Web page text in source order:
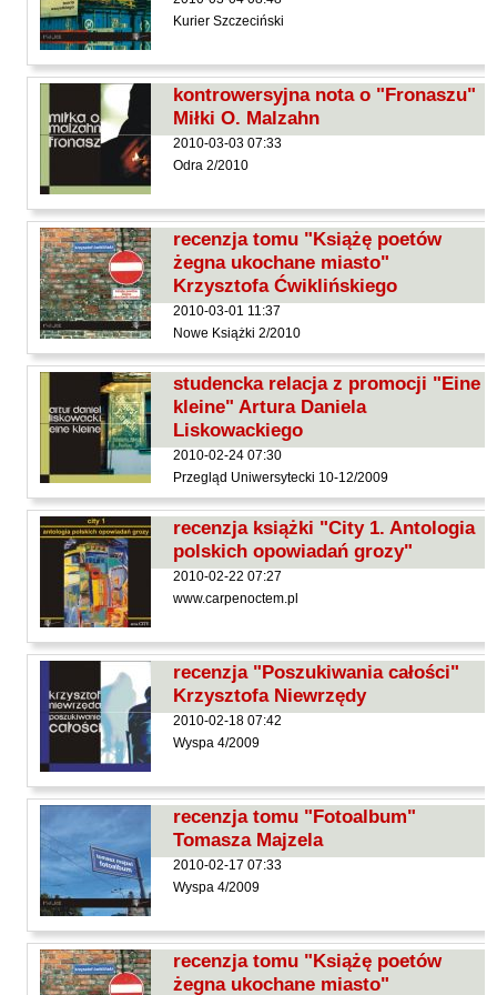
Hoffmann Krzysztof
Holden Gojtowski Jarek
Hrynacz Tomasz
Jakób Lech M.
Jakubowski Jarosław
Jakubowski Paweł
Jasina Zbigniew
Jentys-Borelowska Maria
Jocher Waldemar
Jonaszko Jolanta
Juzyszyn Wojciech
Kain Dawid
Kalenin Magdalena
Kamiński Gabriel Leonard
Kaniecka-Mazurek Anna
Kántor Péter
Keineg Paol
Kemény István
Kępiński Piotr
Kępisty Iwona
Kierc Bogusław
Klera Wiktoria
Klęczar Wojciech
Kopacki Andrzej
Kosiorowski Zbigniew
Kryszak Janusz
Księżyk Jarosław
Kuźnicki Sławomir
Kyrcz Jr Kazimierz
Latawiec Bogusława
Kurier Szczeciński
kontrowersyjna nota o "Fronaszu"
Miłki O. Malzahn
2010-03-03 07:33
Odra 2/2010
recenzja tomu "Książę poetów
żegna ukochane miasto"
Krzysztofa Ćwiklińskiego
2010-03-01 11:37
Nowe Książki 2/2010
studencka relacja z promocji "Eine
kleine" Artura Daniela
Liskowackiego
2010-02-24 07:30
Przegląd Uniwersytecki 10-12/2009
recenzja książki "City 1. Antologia
polskich opowiadań grozy"
2010-02-22 07:27
www.carpenoctem.pl
recenzja "Poszukiwania całości"
Krzysztofa Niewrzędy
2010-02-18 07:42
Wyspa 4/2009
recenzja tomu "Fotoalbum"
Tomasza Majzela
2010-02-17 07:33
Wyspa 4/2009
recenzja tomu "Książę poetów
żegna ukochane miasto"